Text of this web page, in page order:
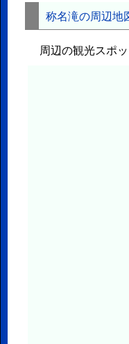
称名滝の周辺地
周辺の観光スポッ